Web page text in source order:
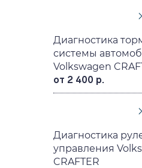
Диагностика
системы
Volkswagen
от 2 400 р.
Диагностика
управления
CRAFTER